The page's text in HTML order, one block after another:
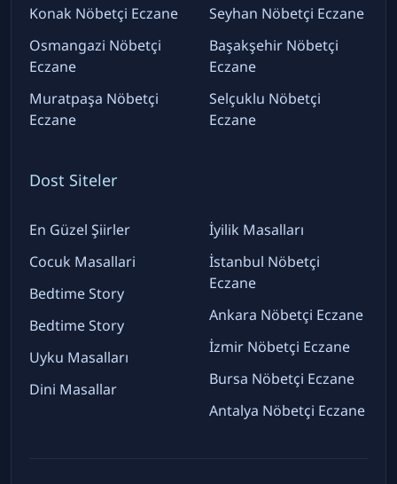
Konak Nöbetçi Eczane
Osmangazi Nöbetçi
Eczane
Muratpaşa Nöbetçi
Eczane
Seyhan Nöbetçi Eczane
Başakşehir Nöbetçi
Eczane
Selçuklu Nöbetçi
Eczane
Dost Siteler
En Güzel Şiirler
Cocuk Masallari
Bedtime Story
Bedtime Story
Uyku Masalları
Dini Masallar
İyilik Masalları
İstanbul Nöbetçi
Eczane
Ankara Nöbetçi Eczane
İzmir Nöbetçi Eczane
Bursa Nöbetçi Eczane
Antalya Nöbetçi Eczane